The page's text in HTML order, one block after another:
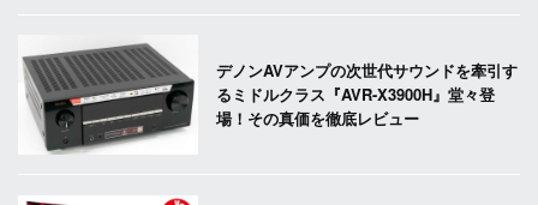
デノンAVアンプの次世代サウンドを牽引す
るミドルクラス『AVR-X3900H』堂々登
場！その真価を徹底レビュー